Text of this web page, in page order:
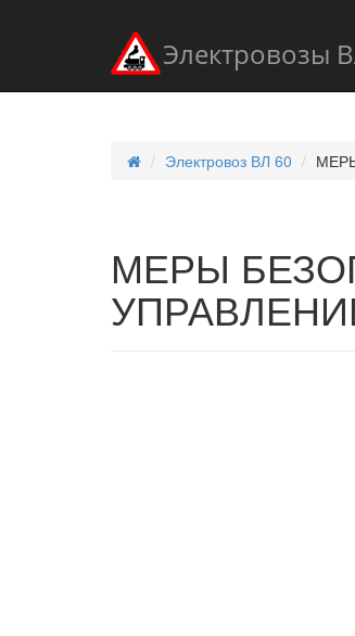
Электровозы
Электровоз ВЛ 60
МЕРЫ